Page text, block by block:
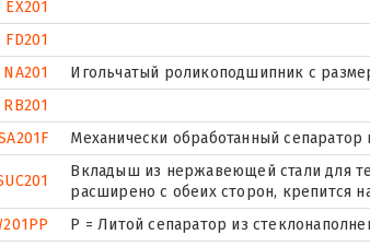
EX201
FD201
NA201
Игольчатый роликоподшипник с
RB201
Механически обработанный сепаратор
Вкладыш из нержавеющей стали для
расширено с обеих сторон, крепится
P = Литой сепаратор из